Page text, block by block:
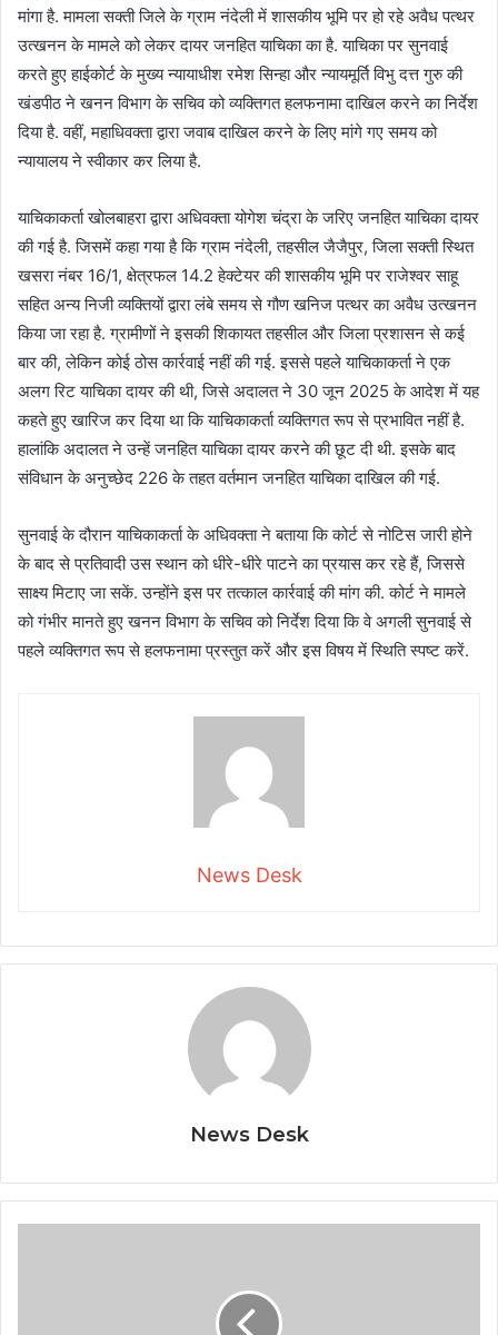
मांगा है. मामला सक्ती जिले के ग्राम नंदेली में शासकीय भूमि पर हो रहे अवैध पत्थर
उत्खनन के मामले को लेकर दायर जनहित याचिका का है. याचिका पर सुनवाई
करते हुए हाईकोर्ट के मुख्य न्यायाधीश रमेश सिन्हा और न्यायमूर्ति विभु दत्त गुरु की
खंडपीठ ने खनन विभाग के सचिव को व्यक्तिगत हलफनामा दाखिल करने का निर्देश
दिया है. वहीं, महाधिवक्ता द्वारा जवाब दाखिल करने के लिए मांगे गए समय को
न्यायालय ने स्वीकार कर लिया है.
याचिकाकर्ता खोलबाहरा द्वारा अधिवक्ता योगेश चंद्रा के जरिए जनहित याचिका दायर
की गई है. जिसमें कहा गया है कि ग्राम नंदेली, तहसील जैजैपुर, जिला सक्ती स्थित
खसरा नंबर 16/1, क्षेत्रफल 14.2 हेक्टेयर की शासकीय भूमि पर राजेश्वर साहू
सहित अन्य निजी व्यक्तियों द्वारा लंबे समय से गौण खनिज पत्थर का अवैध उत्खनन
किया जा रहा है. ग्रामीणों ने इसकी शिकायत तहसील और जिला प्रशासन से कई
बार की, लेकिन कोई ठोस कार्रवाई नहीं की गई. इससे पहले याचिकाकर्ता ने एक
अलग रिट याचिका दायर की थी, जिसे अदालत ने 30 जून 2025 के आदेश में यह
कहते हुए खारिज कर दिया था कि याचिकाकर्ता व्यक्तिगत रूप से प्रभावित नहीं है.
हालांकि अदालत ने उन्हें जनहित याचिका दायर करने की छूट दी थी. इसके बाद
संविधान के अनुच्छेद 226 के तहत वर्तमान जनहित याचिका दाखिल की गई.
सुनवाई के दौरान याचिकाकर्ता के अधिवक्ता ने बताया कि कोर्ट से नोटिस जारी होने
के बाद से प्रतिवादी उस स्थान को धीरे-धीरे पाटने का प्रयास कर रहे हैं, जिससे
साक्ष्य मिटाए जा सकें. उन्होंने इस पर तत्काल कार्रवाई की मांग की. कोर्ट ने मामले
को गंभीर मानते हुए खनन विभाग के सचिव को निर्देश दिया कि वे अगली सुनवाई से
पहले व्यक्तिगत रूप से हलफनामा प्रस्तुत करें और इस विषय में स्थिति स्पष्ट करें.
News Desk
News Desk